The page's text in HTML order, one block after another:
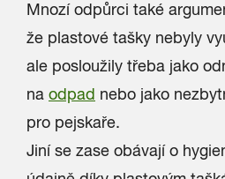
Mnozí odpůrci také
že plastové tašky nebyly
ale posloužily třeba jako
na odpad nebo jako
pro pejskaře.
Jiní se zase obávají o